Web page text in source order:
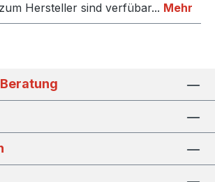
Hersteller sind verfübar... Mehr